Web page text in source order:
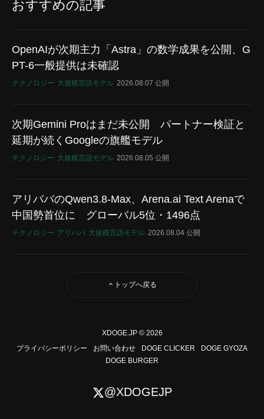
おすすめの記事
OpenAIが次期主力「Astra」の数学成果を公開、G
PT-6一般提供は未確認
テクノロジー 大規模言語モデル 2026.08.07 公開
次期Gemini Proはまだ未公開 パートナー検証と
延期が続くGoogleの旗艦モデル
テクノロジー 大規模言語モデル 2026.08.05 公開
アリババのQwen3.8-Max、Arena.ai Text Arenaで
中国勢首位に グローバル5位・1496点
テクノロジー アリババ 大規模言語モデル 2026.08.04 公開
トップへ戻る
XDOGE.JP © 2026
プライバシーポリシー
お問い合わせ DOGE CLICKER
DOGE GYOZA
DOGE BURGER
@XDOGEJP